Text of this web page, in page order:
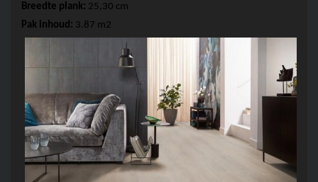
Breedte plank: 25,30 cm
Pak inhoud: 3.87 m2